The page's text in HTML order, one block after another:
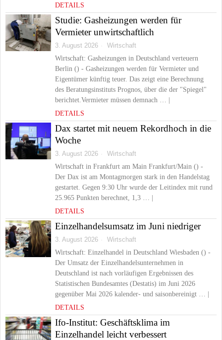
DETAILS
Studie: Gasheizungen werden für
Vermieter unwirtschaftlich
3. August 2026
Wirtschaft
Wirtschaft: Gasheizungen in Deutschland verteuern
Berlin () - Gasheizungen werden für Vermieter und
Eigentümer künftig teuer. Das zeigt eine Berechnung
des Beratungsinstituts Prognos, über die der "Spiegel"
berichtet.Vermieter müssen demnach … |
DETAILS
Dax startet mit neuem Rekordhoch in die
Woche
3. August 2026
Wirtschaft
Wirtschaft in Frankfurt am Main Frankfurt/Main () -
Der Dax ist am Montagmorgen stark in den Handelstag
gestartet. Gegen 9:30 Uhr wurde der Leitindex mit rund
25.965 Punkten berechnet, 1,3 … |
DETAILS
Einzelhandelsumsatz im Juni niedriger
3. August 2026
Wirtschaft
Wirtschaft: Einzelhandel in Deutschland Wiesbaden () -
Der Umsatz der Einzelhandelsunternehmen in
Deutschland ist nach vorläufigen Ergebnissen des
Statistischen Bundesamtes (Destatis) im Juni 2026
gegenüber Mai 2026 kalender- und saisonbereinigt … |
DETAILS
Ifo-Institut: Geschäftsklima im
Einzelhandel leicht verbessert